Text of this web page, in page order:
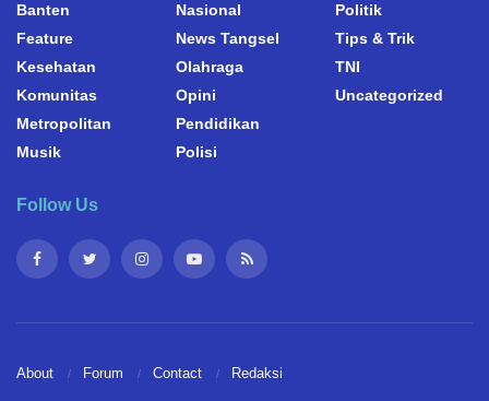
Banten
Feature
Kesehatan
Komunitas
Metropolitan
Musik
Nasional
News Tangsel
Olahraga
Opini
Pendidikan
Polisi
Politik
Tips & Trik
TNI
Uncategorized
Follow Us
About Forum Contact Redaksi